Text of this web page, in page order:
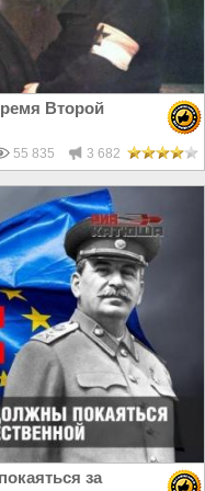
Второй
55 835 3 682
за